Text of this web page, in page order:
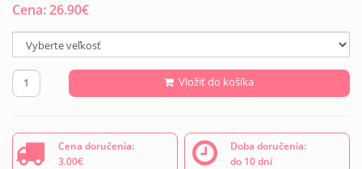
Cena:26.90€
Vložiť do košíka
Cena doručenia:
3.00€
Doba doručenia:
do 10 dní